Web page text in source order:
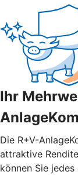
Ihr
Die R+V-
attraktive
können Sie